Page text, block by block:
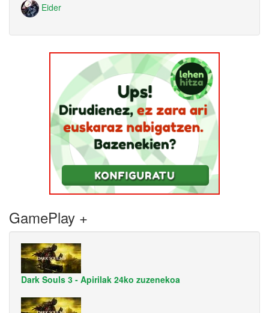
Eider
GamePlay +
Dark Souls 3 - Apirilak 24ko zuzenekoa